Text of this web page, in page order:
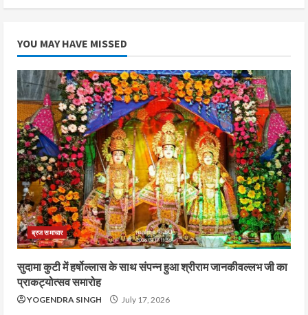
YOU MAY HAVE MISSED
ब्रज समाचार
सुदामा कुटी में हर्षोल्लास के साथ संपन्न हुआ श्रीराम जानकीवल्लभ जी का
प्राकट्योत्सव समारोह
YOGENDRA SINGH July 17, 2026